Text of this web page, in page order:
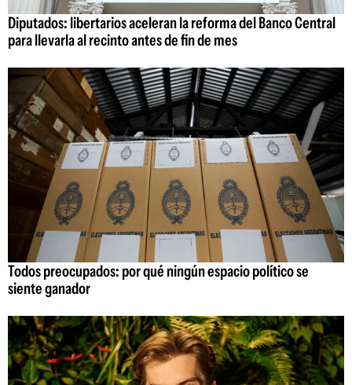
Diputados: libertarios aceleran la reforma del Banco Central
para llevarla al recinto antes de fin de mes
Todos preocupados: por qué ningún espacio político se
siente ganador